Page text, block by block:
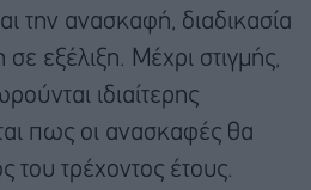
την ανασκαφή, διαδικασία
εξέλιξη. Μέχρι στιγμής,
ιδιαίτερης
πως οι ανασκαφές θα
τρέχοντος έτους.